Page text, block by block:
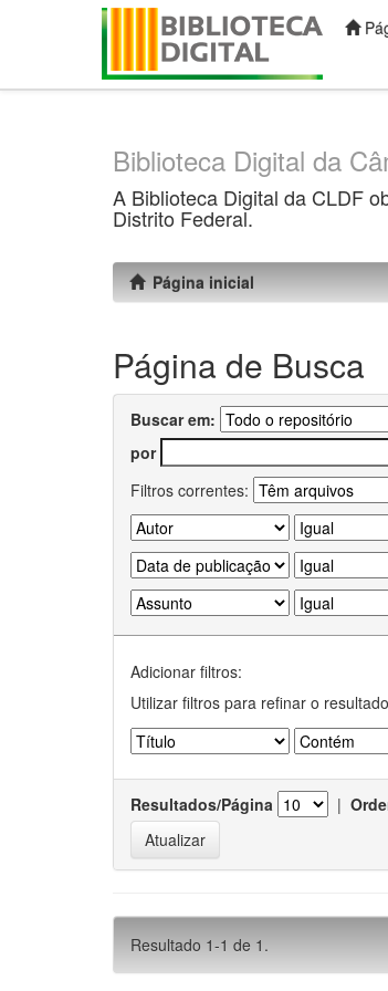
Biblioteca Digital da
A Biblioteca Digital da CLDF
Distrito Federal.
Página inicial
Página de Busca
Buscar em:
por
Filtros correntes:
Adicionar filtros:
Utilizar filtros para refinar o
Resultados/Página |
Resultado 1-1 de 1.